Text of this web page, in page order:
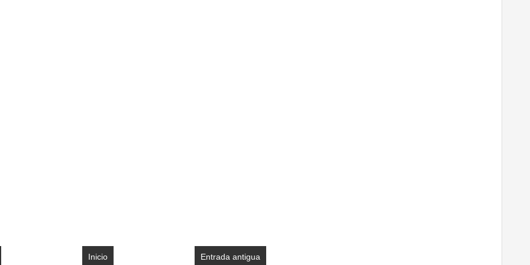
Entrada antigua
Inicio